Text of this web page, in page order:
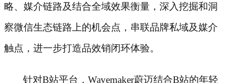
略、媒介链路及结合全域效果衡量，深入挖掘和洞
察微信生态链路上的机会点，串联品牌私域及媒介
触点，进一步打造品效销闭环体验。
针对B站平台，Wavemaker蔚迈结合B站的年轻